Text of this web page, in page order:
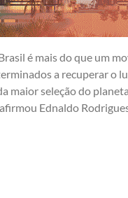
é mais do que um
a recuperar o
maior seleção do
Ednaldo